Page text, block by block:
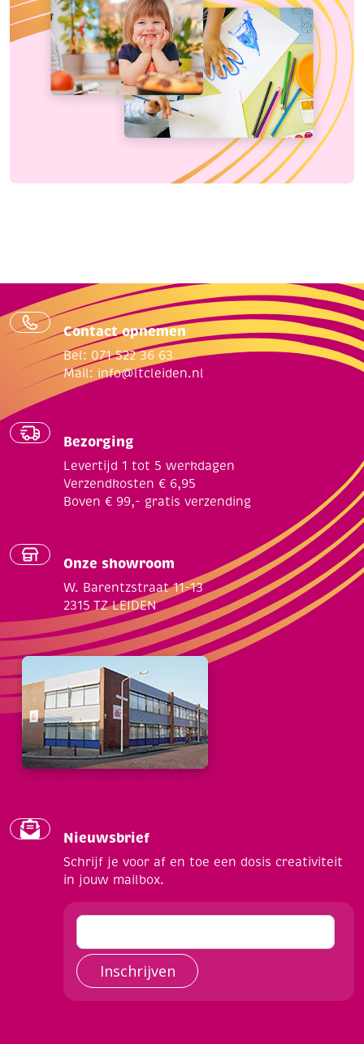
Contact opnemen
Bel: 071 522 36 63
Mail: info@ltcleiden.nl
Bezorging
Levertijd 1 tot 5 werkdagen
Verzendkosten € 6,95
Boven € 99,- gratis verzending
Onze showroom
W. Barentzstraat 11-13
2315 TZ LEIDEN
Nieuwsbrief
Schrijf je voor af en toe een dosis creativiteit
in jouw mailbox.
Inschrijven